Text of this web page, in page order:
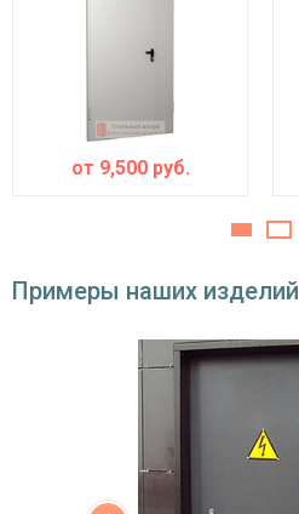
от 9,500руб.
Примеры наших изделий